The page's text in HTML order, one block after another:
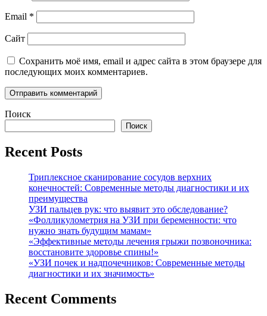
Email *
Сайт
Сохранить моё имя, email и адрес сайта в этом браузере для
последующих моих комментариев.
Поиск
Поиск
Recent Posts
Триплексное сканирование сосудов верхних
конечностей: Современные методы диагностики и их
преимущества
УЗИ пальцев рук: что выявит это обследование?
«Фолликулометрия на УЗИ при беременности: что
нужно знать будущим мамам»
«Эффективные методы лечения грыжи позвоночника:
восстановите здоровье спины!»
«УЗИ почек и надпочечников: Современные методы
диагностики и их значимость»
Recent Comments